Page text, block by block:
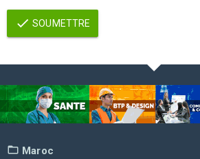
SOUMETTRE
Maroc